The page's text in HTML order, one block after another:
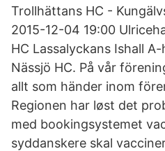
Trollhättans HC -
2015-12-04 19:00
HC Lassalyckans Ishall
Nässjö HC. På vår
allt som händer inom
Regionen har løst det
med bookingsystemet
syddanskere skal